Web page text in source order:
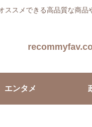
ススメできる高品質な商品
エンタメ